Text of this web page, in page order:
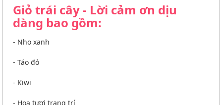
Giỏ trái cây - Lời cảm ơn dịu
dàng bao gồm:
- Nho xanh
- Táo đỏ
- Kiwi
- Hoa tươi trang trí